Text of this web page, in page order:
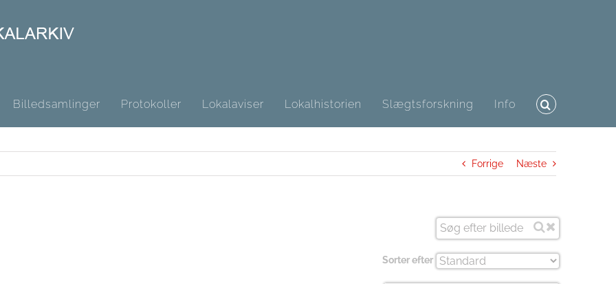
Billedsamlinger Protokoller Lokalaviser Lokalhistorien Slægtsforskning Info
Forrige Næste
Sorter efter